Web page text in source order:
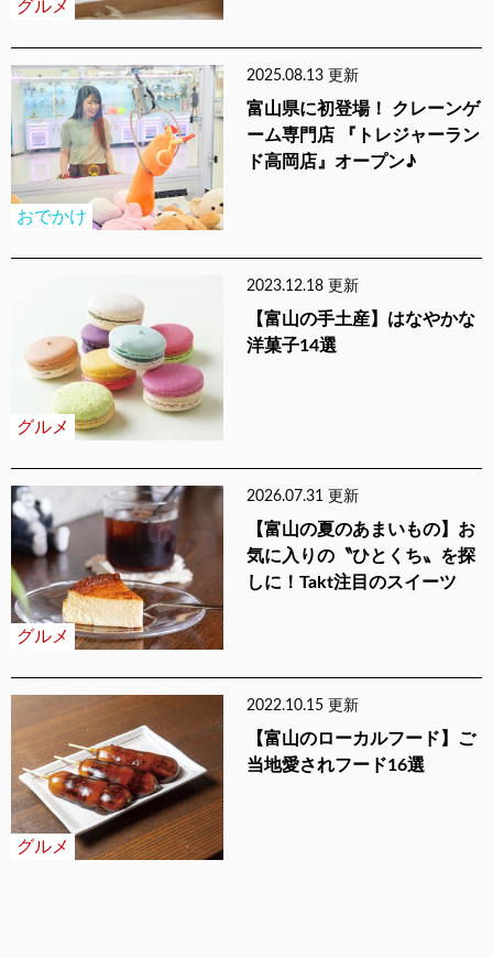
グルメ
おでかけ
2025.08.13 更新
富山県に初登場！ クレーンゲ
ーム専門店 『トレジャーラン
ド高岡店』オープン♪
グルメ
2023.12.18 更新
【富山の手土産】はなやかな
洋菓子14選
グルメ
2026.07.31 更新
【富山の夏のあまいもの】お
気に入りの〝ひとくち〟を探
しに！Takt注目のスイーツ
グルメ
2022.10.15 更新
【富山のローカルフード】ご
当地愛されフード16選